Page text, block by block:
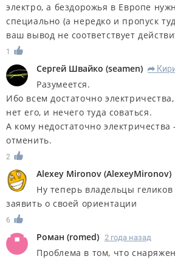
электро, а бездорожья в Европе
специально (а нередко и пропуск
ваш вывод не соответствует
1
Сергей Швайко (seamen) R
Разумеется.
Ибо всем достаточно
нет его, и нечего туда соваться.
А кому недостаточно электричества
отменить.
2
Alexey Mironov (AlexeyMironov)
Ну теперь владельцы
заявить о своей ориентации
6
Роман (romed) 2 года назад
Проблема в том, что